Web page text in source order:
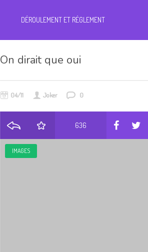
DÉROULEMENT ET RÉGLEMENT
On dirait que oui
04/11 Joker 0
636
IMAGES